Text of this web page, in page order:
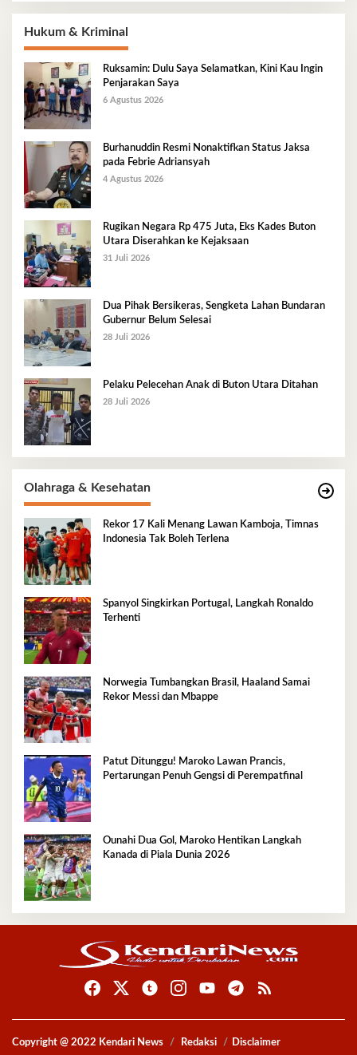
Hukum & Kriminal
Ruksamin: Dulu Saya Selamatkan, Kini Kau Ingin
Penjarakan Saya
6 Agustus 2026
Burhanuddin Resmi Nonaktifkan Status Jaksa
pada Febrie Adriansyah
4 Agustus 2026
Rugikan Negara Rp 475 Juta, Eks Kades Buton
Utara Diserahkan ke Kejaksaan
31 Juli 2026
Dua Pihak Bersikeras, Sengketa Lahan Bundaran
Gubernur Belum Selesai
28 Juli 2026
Pelaku Pelecehan Anak di Buton Utara Ditahan
28 Juli 2026
Olahraga & Kesehatan
Rekor 17 Kali Menang Lawan Kamboja, Timnas
Indonesia Tak Boleh Terlena
Spanyol Singkirkan Portugal, Langkah Ronaldo
Terhenti
Norwegia Tumbangkan Brasil, Haaland Samai
Rekor Messi dan Mbappe
Patut Ditunggu! Maroko Lawan Prancis,
Pertarungan Penuh Gengsi di Perempatfinal
Ounahi Dua Gol, Maroko Hentikan Langkah
Kanada di Piala Dunia 2026
Copyright @ 2022 Kendari News Redaksi Disclaimer